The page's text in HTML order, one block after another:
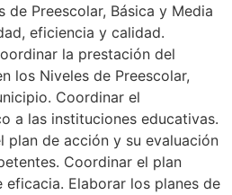
de Preescolar, Básica y Media
eficiencia y calidad.
la prestación del
los Niveles de Preescolar,
Coordinar el
a las instituciones educativas.
plan de acción y su evaluación
Coordinar el plan
Elaborar los planes de